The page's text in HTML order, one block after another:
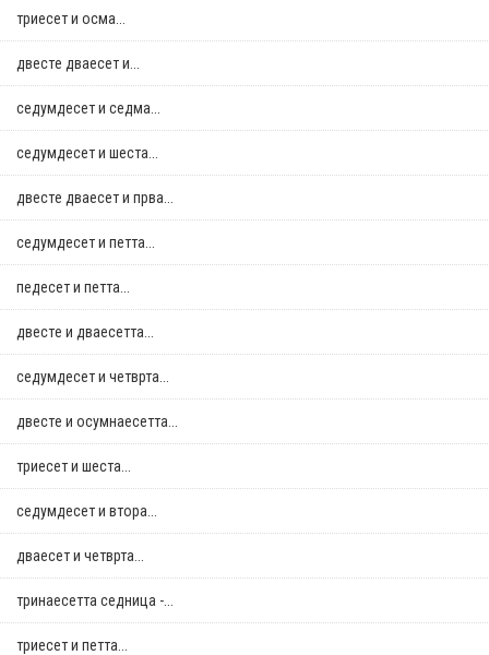
триесет и осма...
двестe дваесет и...
седумдесет и седма...
седумдесет и шеста...
двестe дваесет и прва...
седумдесет и петта...
педесет и петта...
двестe и дваесетта...
седумдесет и четврта...
двестe и осумнaесетта...
триесет и шеста...
седумдесет и втора...
дваесет и четврта...
тринаесетта седница -...
триесет и петта...